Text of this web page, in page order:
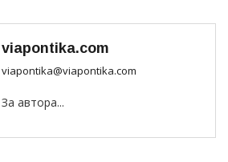
viapontika.com
viapontika@viapontika.com
За автора...